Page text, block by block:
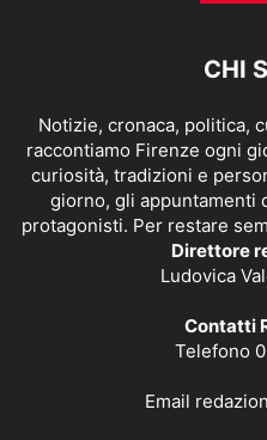
CHI
Notizie, cronaca, politica,
raccontiamo Firenze ogni
curiosità, tradizioni e
giorno, gli appuntamenti
protagonisti. Per restare
Direttore
Ludovica
Contatti
Telefono
Email